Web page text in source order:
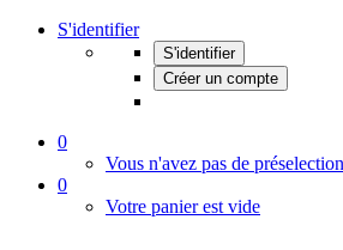
S'identifier
S'identifier
Créer un compte
0
Vous n'avez pas de préselection
0
Votre panier est vide